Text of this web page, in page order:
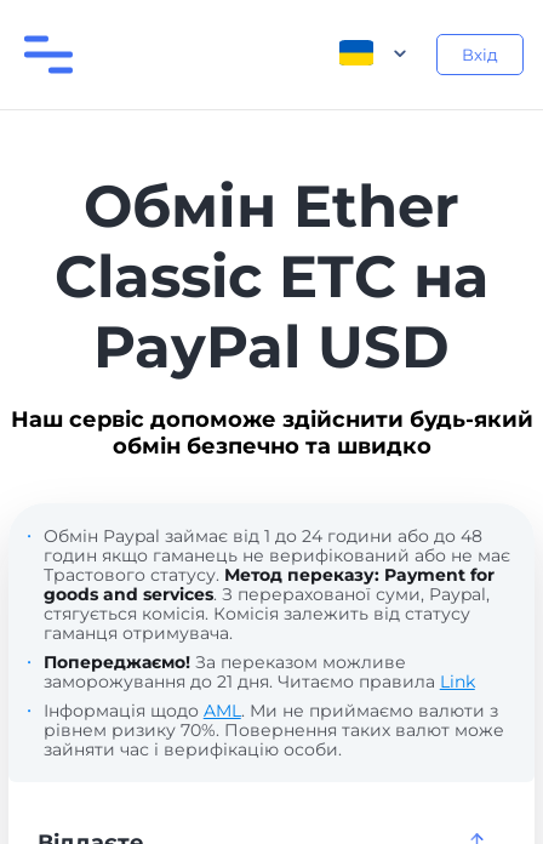
Вхід
Обмін Ether
Classic ETC на
PayPal USD
Наш сервіс допоможе здійснити будь-який
обмін безпечно та швидко
Обмін Paypal займає від 1 до 24 години або до 48
годин якщо гаманець не верифікований або не має
Трастового статусу. Метод переказу: Payment for
goods and services. З перерахованої суми, Paypal,
стягується комісія. Комісія залежить від статусу
гаманця отримувача.
Попереджаємо!За переказом можливе
заморожування до 21 дня. Читаємо правила Link
Інформація щодо AML. Ми не приймаємо валюти з
рівнем ризику 70%. Повернення таких валют може
зайняти час і верифікацію особи.